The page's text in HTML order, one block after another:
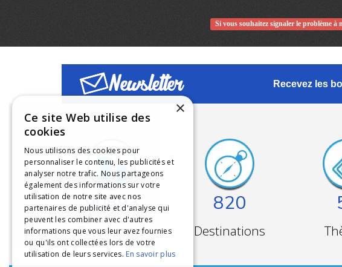
Si vous souhaitez signaler le problème
Newsletter Recevez les
90893
Participants
820
Destinations
×
Ce site Web utilise des
cookies
Nous utilisons des cookies pour
personnaliser le contenu, les publicités et
analyser notre trafic. Nous partageons
également des informations sur votre
utilisation de notre site avec nos
partenaires de publicité et d'analyse qui
peuvent les combiner avec d'autres
informations que vous leur avez fournies
ou qu'ils ont collectées lors de votre
utilisation de leurs services. En savoir plus